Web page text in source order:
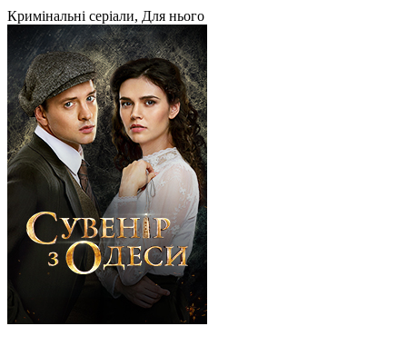
Кримінальні серіали, Для нього